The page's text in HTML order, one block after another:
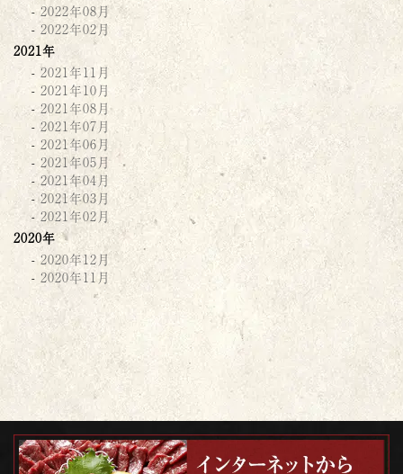
2022年08月
2022年02月
2021年
2021年11月
2021年10月
2021年08月
2021年07月
2021年06月
2021年05月
2021年04月
2021年03月
2021年02月
2020年
2020年12月
2020年11月